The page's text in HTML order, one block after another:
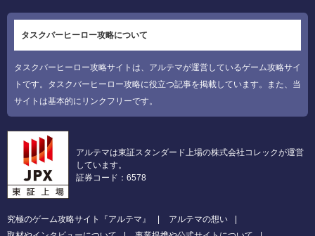
タスクバーヒーロー攻略について
タスクバーヒーロー攻略サイトは、アルテマが運営しているゲーム攻略サイ
トです。タスクバーヒーロー攻略に役立つ記事を掲載しています。また、当
サイトは基本的にリンクフリーです。
アルテマは東証スタンダード上場の株式会社コレックが運営
しています。
証券コード：6578
究極のゲーム攻略サイト『アルテマ』
アルテマの想い